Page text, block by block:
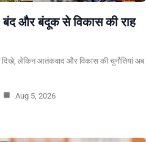
और बंदूक से विकास की राह
दिखे, लेकिन आतंकवाद और विकास की चुनौतियां अब
Aug 5, 2026